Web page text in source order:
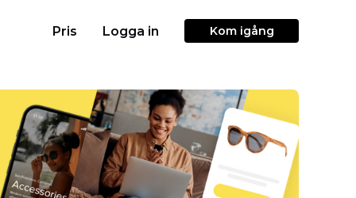
Pris Logga in Kom igång